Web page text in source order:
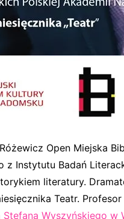
Open Miejska
z Instytutu Badań
literatury.
Teatr.
Stefana Wyszyńskiego w